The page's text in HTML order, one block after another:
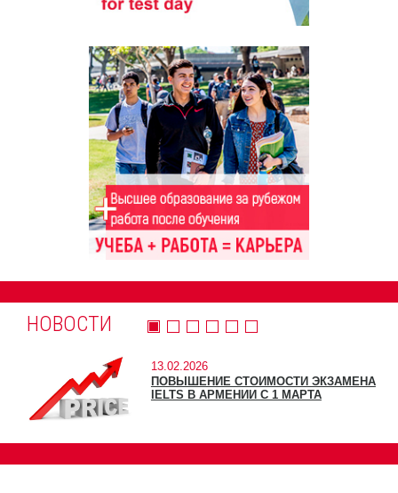
НОВОСТИ
13.02.2026
ПОВЫШЕНИЕ СТОИМОСТИ ЭКЗАМЕНА
IELTS В АРМЕНИИ С 1 МАРТА